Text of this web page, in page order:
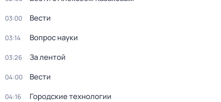
03:00 Вести
03:14 Вопрос науки
03:26 За лентой
04:00 Вести
04:16 Городские технологии